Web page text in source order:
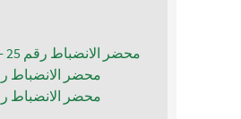
محضر الانضباط رقم 25 - صنف الأكابر
محضر الانضباط رقم 24 -
محضر الانضباط رقم 23 -